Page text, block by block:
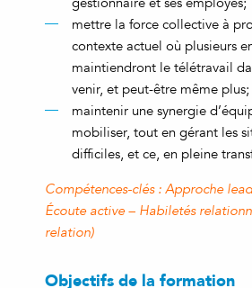
mettre la force collective à
contexte actuel où plusieurs
maintiendront le télétravail
venir, et peut-être même plus;
maintenir une synergie
mobiliser, tout en gérant les
difficiles, et ce, en pleine
Compétences-clés : Approche
Écoute active – Habiletés
relation)
Objectifs de la formation